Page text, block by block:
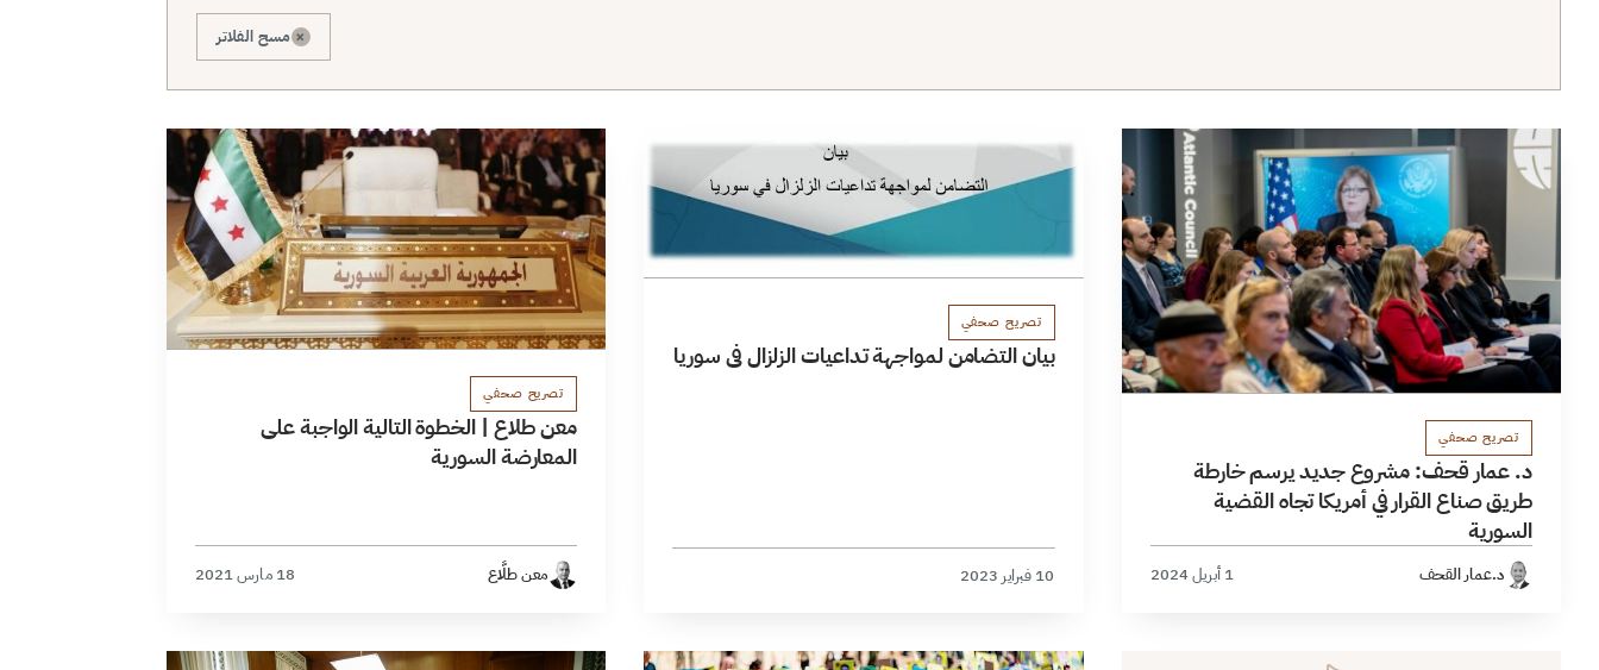
× مسح الفلاتر
تصريح صحفي
د. عمار قحف: مشروع جديد يرسم خارطة
طريق صناع القرار في أمريكا تجاه القضية
السورية
د.عمار القحف 1 أبريل 2024
تصريح صحفي
بيان التضامن لمواجهة تداعيات الزلزال في سوريا
10 فبراير 2023
تصريح صحفي
معن طلاع | الخطوة التالية الواجبة على
المعارضة السورية
معن طلَّاع 18 مارس 2021